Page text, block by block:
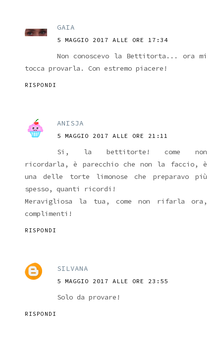
GAIA
5 MAGGIO 2017 ALLE ORE 17:34
Non conoscevo la Bettitorta... ora mi
tocca provarla. Con estremo piacere!
RISPONDI
ANISJA
5 MAGGIO 2017 ALLE ORE 21:11
Si, la bettitorte! come non
ricordarla, è parecchio che non la faccio, è
una delle torte limonose che preparavo più
spesso, quanti ricordi!
Meravigliosa la tua, come non rifarla ora,
complimenti!
RISPONDI
SILVANA
5 MAGGIO 2017 ALLE ORE 23:55
Solo da provare!
RISPONDI